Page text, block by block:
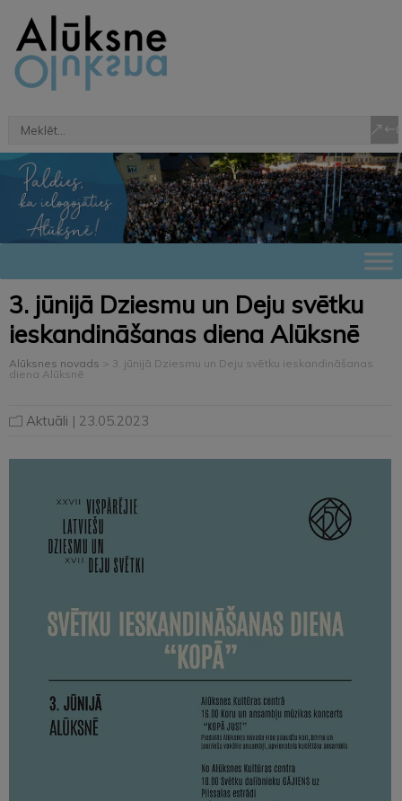
3. jūnijā Dziesmu un Deju svētku
ieskandināšanas diena Alūksnē
Alūksnes novads > 3. jūnijā Dziesmu un Deju svētku ieskandināšanas
diena Alūksnē
Aktuāli | 23.05.2023